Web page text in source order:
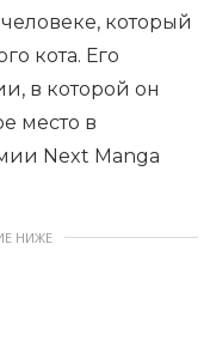
который
кота. Его
в которой он
место в
Next Manga
НИЖЕ